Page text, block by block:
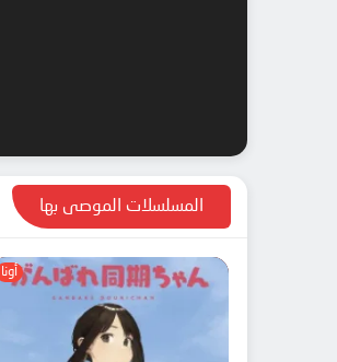
المسلسلات الموصى بها
أونا